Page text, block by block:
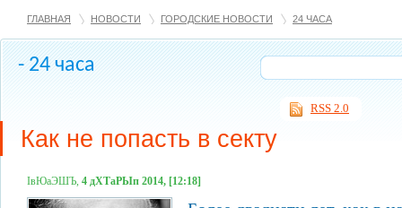
ГЛАВНАЯ НОВОСТИ ГОРОДСКИЕ НОВОСТИ 24 ЧАСА
- 24 часа
RSS 2.0
Как не попасть в секту
ІвЮаЭШЪ, 4 дХТаРЫп 2014, [12:18]